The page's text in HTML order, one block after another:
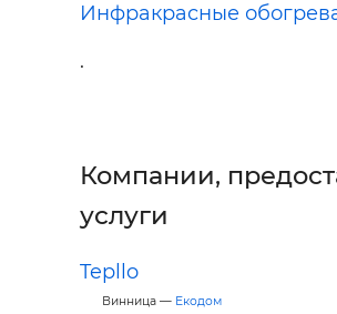
Инфракрасные
.
Компании,
услуги
Tepllo
Винница — Екодом